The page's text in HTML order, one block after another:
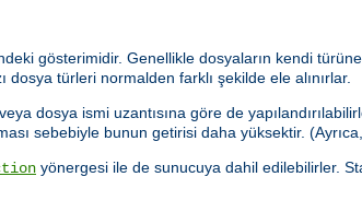
gösterimidir. Genellikle dosyaların kendi
türleri normalden farklı şekilde ele alınırlar.
dosya ismi uzantısına göre de
sebebiyle bunun getirisi daha yüksektir. (Ayrıca,
yönergesi ile de sunucuya dahil edilebilirler.